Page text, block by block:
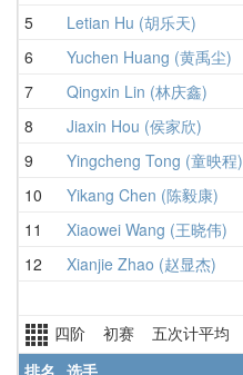
5 Letian Hu (胡乐天)
6 Yuchen Huang (黄禹尘)
7 Qingxin Lin (林庆鑫)
8 Jiaxin Hou (侯家欣)
9 Yingcheng Tong (童映程)
10 Yikang Chen (陈毅康)
11 Xiaowei Wang (王晓伟)
12 Xianjie Zhao (赵显杰)
四阶 初赛 五次计平均
排名 选手